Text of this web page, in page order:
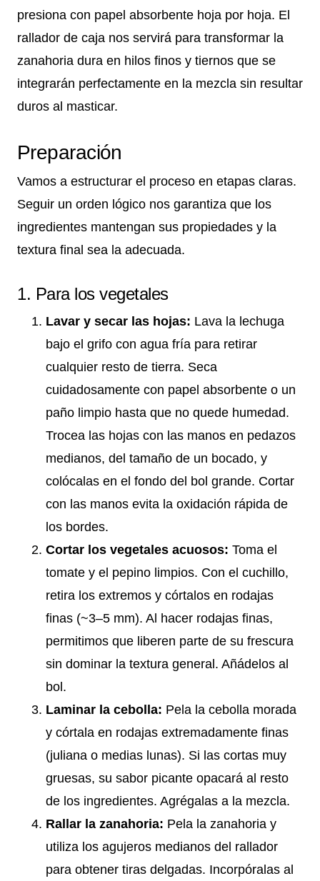
presiona con papel absorbente hoja por hoja. El
rallador de caja nos servirá para transformar la
zanahoria dura en hilos finos y tiernos que se
integrarán perfectamente en la mezcla sin resultar
duros al masticar.
Preparación
Vamos a estructurar el proceso en etapas claras.
Seguir un orden lógico nos garantiza que los
ingredientes mantengan sus propiedades y la
textura final sea la adecuada.
1. Para los vegetales
Lavar y secar las hojas: Lava la lechuga
bajo el grifo con agua fría para retirar
cualquier resto de tierra. Seca
cuidadosamente con papel absorbente o un
paño limpio hasta que no quede humedad.
Trocea las hojas con las manos en pedazos
medianos, del tamaño de un bocado, y
colócalas en el fondo del bol grande. Cortar
con las manos evita la oxidación rápida de
los bordes.
Cortar los vegetales acuosos: Toma el
tomate y el pepino limpios. Con el cuchillo,
retira los extremos y córtalos en rodajas
finas (~3–5 mm). Al hacer rodajas finas,
permitimos que liberen parte de su frescura
sin dominar la textura general. Añádelos al
bol.
Laminar la cebolla: Pela la cebolla morada
y córtala en rodajas extremadamente finas
(juliana o medias lunas). Si las cortas muy
gruesas, su sabor picante opacará al resto
de los ingredientes. Agrégalas a la mezcla.
Rallar la zanahoria: Pela la zanahoria y
utiliza los agujeros medianos del rallador
para obtener tiras delgadas. Incorpóralas al